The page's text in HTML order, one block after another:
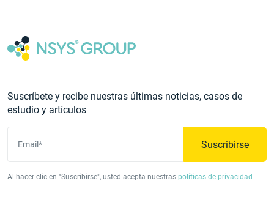
Suscríbete y recibe nuestras últimas noticias, casos de
estudio y artículos
Email* Suscribirse
Al hacer clic en "Suscribirse", usted acepta nuestras políticas de privacidad